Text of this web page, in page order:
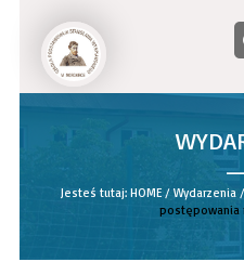
__
Jesteś tutaj: HOME/ Wydarzenia/
postępowania